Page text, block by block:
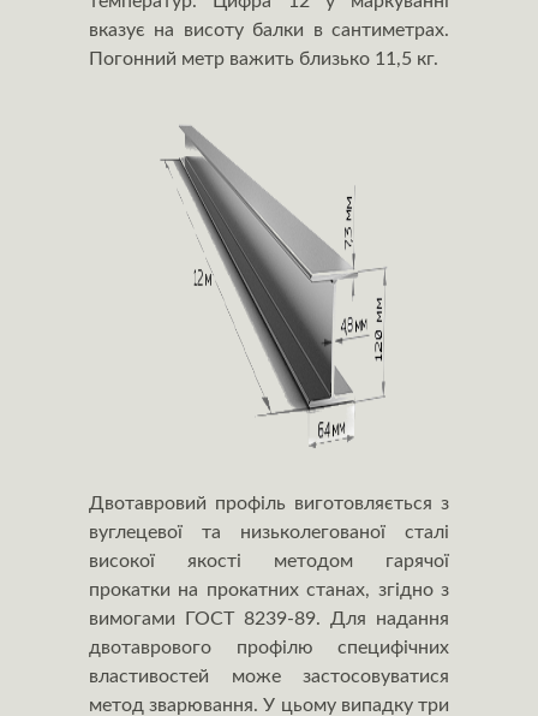
вказує на висоту балки в сантиметрах.
Погонний метр важить близько 11,5 кг.
Двотавровий профіль виготовляється з
вуглецевої та низьколегованої сталі
високої якості методом гарячої
прокатки на прокатних станах, згідно з
вимогами ГОСТ 8239-89. Для надання
двотаврового профілю специфічних
властивостей може застосовуватися
метод зварювання. У цьому випадку три